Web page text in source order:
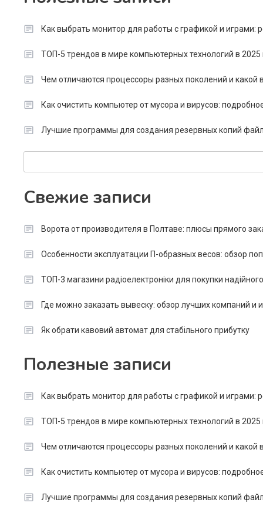
Как выбрать монитор для работы с графикой и играми:
ТОП-5 трендов в мире компьютерных технологий в 2025
Чем отличаются процессоры разных поколений и какой
Как очистить компьютер от мусора и вирусов:
Лучшие программы для создания резервных копий
Свежие записи
Ворота от производителя в Полтаве: плюсы прямого
Особенности эксплуатации П-образных весов: обзор
ТОП-3 магазини радіоелектроніки для покупки
Где можно заказать вывеску: обзор лучших компаний и
Як обрати кавовий автомат для стабільного прибутку
Полезные записи
Как выбрать монитор для работы с графикой и играми:
ТОП-5 трендов в мире компьютерных технологий в 2025
Чем отличаются процессоры разных поколений и какой
Как очистить компьютер от мусора и вирусов:
Лучшие программы для создания резервных копий